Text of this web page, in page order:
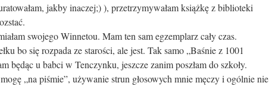
jakby inaczej;) ), przetrzymywałam książkę z biblioteki
swojego Winnetou. Mam ten sam egzemplarz cały czas.
bo się rozpada ze starości, ale jest. Tak samo „Baśnie z 1001
będąc u babci w Tenczynku, jeszcze zanim poszłam do szkoły.
„na piśmie”, używanie strun głosowych mnie męczy i ogólnie nie